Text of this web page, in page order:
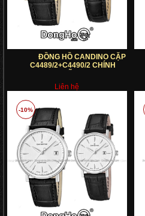
ĐỒNG HỒ CANDINO CẶP
C4489/2+C4490/2 CHÍNH
Liên hệ
-10%